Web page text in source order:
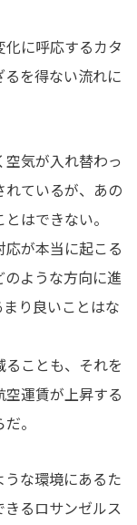
に呼応するカタ
を得ない流れに
気が入れ替わっ
れているが、あの
はできない。
が本当に起こる
のような方向に進
り良いことはな
ことも、それを
運賃が上昇する
。
な環境にあるた
るロサンゼルス